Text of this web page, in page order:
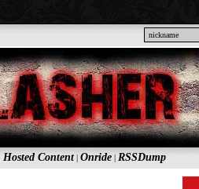
Hosted Content| Onride| RSSDump